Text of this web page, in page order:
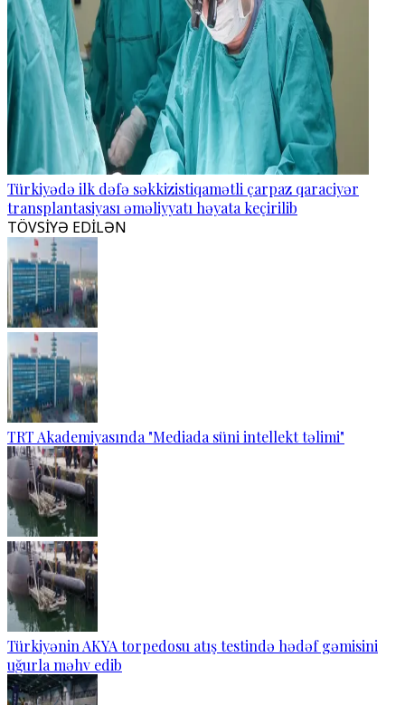
Türkiyədə ilk dəfə səkkizistiqamətli çarpaz qaraciyər
transplantasiyası əməliyyatı həyata keçirilib
TÖVSİYƏ EDİLƏN
TRT Akademiyasında "Mediada süni intellekt təlimi"
Türkiyənin AKYA torpedosu atış testində hədəf gəmisini
uğurla məhv edib